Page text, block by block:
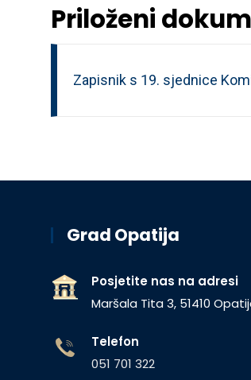
Priloženi
Zapisnik s 19. sjednice
Grad Opatija
Posjetite nas na adresi
Maršala Tita 3, 51410
Telefon
051 701 322